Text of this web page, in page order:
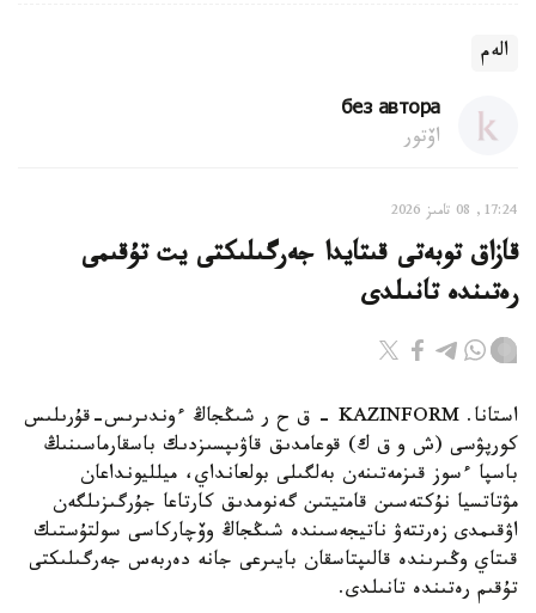
الەم
без автора
اۆتور
17:24, 08 تامىز 2026
قازاق توبەتى قىتايدا جەرگىلىكتى يت تۇقىمى
رەتىندە تانىلدى
استانا. KAZINFORM – ق ح ر شىڭجاڭ ءوندىرىس-قۇرىلىس
كورپۋسى (ش و ق ك) قوعامدىق قاۋىپسىزدىك باسقارماسىنىڭ
باسپا ءسوز قىزمەتىنەن بەلگىلى بولعانداي، ميلليونداعان
مۋتاتسيا نۇكتەسىن قامتيتىن گەنومدىق كارتاعا جۇرگىزىلگەن
اۋقىمدى زەرتتەۋ ناتيجەسىندە شىڭجاڭ وۆچاركاسى سولتۇستىك
قىتاي وڭىرىندە قالىپتاسقان بايىرعى جانە دەربەس جەرگىلىكتى
تۇقىم رەتىندە تانىلدى.